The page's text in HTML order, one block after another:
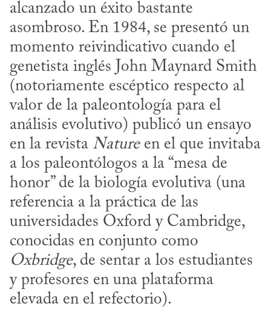
alcanzado un éxito bastante
asombroso. En 1984, se presentó un
momento reivindicativo cuando el
genetista inglés John Maynard Smith
(notoriamente escéptico respecto al
valor de la paleontología para el
análisis evolutivo) publicó un ensayo
en la revista Nature en el que invitaba
a los paleontólogos a la “mesa de
honor” de la biología evolutiva (una
referencia a la práctica de las
universidades Oxford y Cambridge,
Oxbridge, de sentar a los estudiantes
y profesores en una plataforma
elevada en el refectorio).